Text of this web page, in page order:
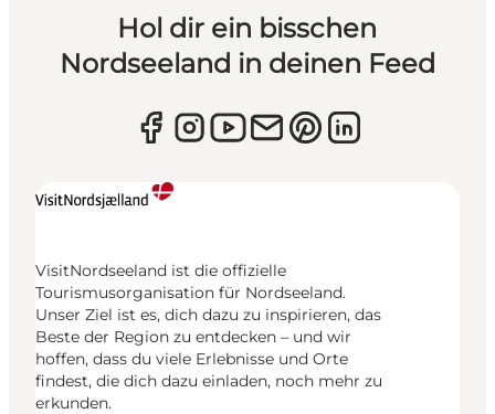
Hol dir ein bisschen
Nordseeland in deinen Feed
VisitNordseeland ist die offizielle
Tourismusorganisation für Nordseeland.
Unser Ziel ist es, dich dazu zu inspirieren, das
Beste der Region zu entdecken – und wir
hoffen, dass du viele Erlebnisse und Orte
findest, die dich dazu einladen, noch mehr zu
erkunden.